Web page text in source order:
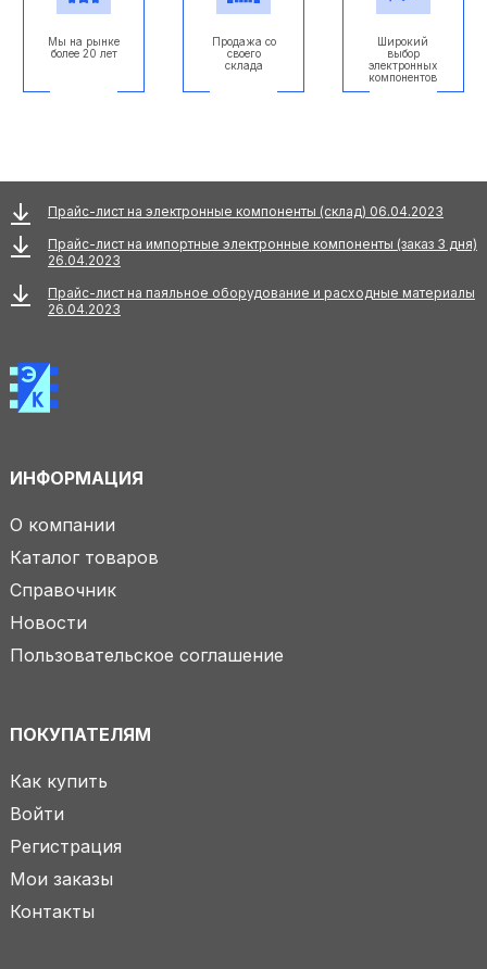
Мы на рынке
более 20 лет
Продажа со
своего
склада
Широкий
выбор
электронных
компонентов
Прайс-лист на электронные компоненты (склад) 06.04.2023
Прайс-лист на импортные электронные компоненты (заказ 3 дня)
26.04.2023
Прайс-лист на паяльное оборудование и расходные материалы
26.04.2023
ИНФОРМАЦИЯ
О компании
Каталог товаров
Справочник
Новости
Пользовательское соглашение
ПОКУПАТЕЛЯМ
Как купить
Войти
Регистрация
Мои заказы
Контакты